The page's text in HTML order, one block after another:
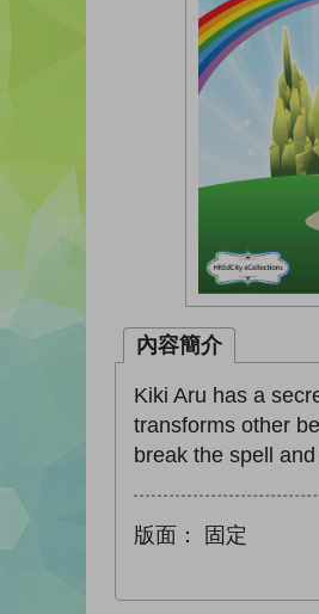
內容簡介
Kiki Aru has a
transforms other
break the spell
版面： 固定